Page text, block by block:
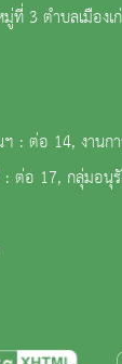
3 ตำบลเมืองเ
: ต่อ 14, งานก
ต่อ 17, กลุ่มอนุ